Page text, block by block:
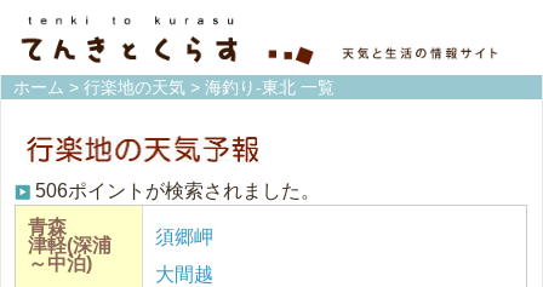
ホーム > 行楽地の天気 > 海釣り-東北 一覧
506ポイントが検索されました。
青森
津軽(深浦
～中泊)
須郷岬
大間越